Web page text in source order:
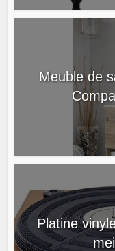
Meuble de
Platine